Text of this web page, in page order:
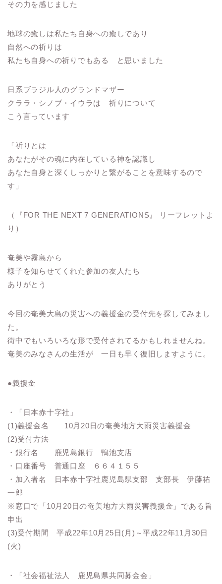
その力を感じました
地球の癒しは私たち自身への癒しであり
自然への祈りは
私たち自身への祈りでもある と思いました
日系ブラジル人のグランドマザー
クララ・シノブ・イウラは 祈りについて
こう言っています
「祈りとは
あなたがその魂に内在している神を認識し
あなた自身と深くしっかりと繋がることを意味するので
す」
（『FOR THE NEXT 7 GENERATIONS』 リーフレットよ
り）
奄美や霧島から
様子を知らせてくれた参加の友人たち
ありがとう
今回の奄美大島の災害への義援金の受付先を探してみまし
た。
街中でもいろいろな形で受付されてるかもしれませんね。
奄美のみなさんの生活が 一日も早く復旧しますように。
●義援金
・「日本赤十字社」
(1)義援金名 10月20日の奄美地方大雨災害義援金
(2)受付方法
・銀行名 鹿児島銀行 鴨池支店
・口座番号 普通口座 ６６４１５５
・加入者名 日本赤十字社鹿児島県支部 支部長 伊藤祐
一郎
※窓口で「10月20日の奄美地方大雨災害義援金」である旨
申出
(3)受付期間 平成22年10月25日(月)～平成22年11月30日
(火)
・「社会福祉法人 鹿児島県共同募金会」